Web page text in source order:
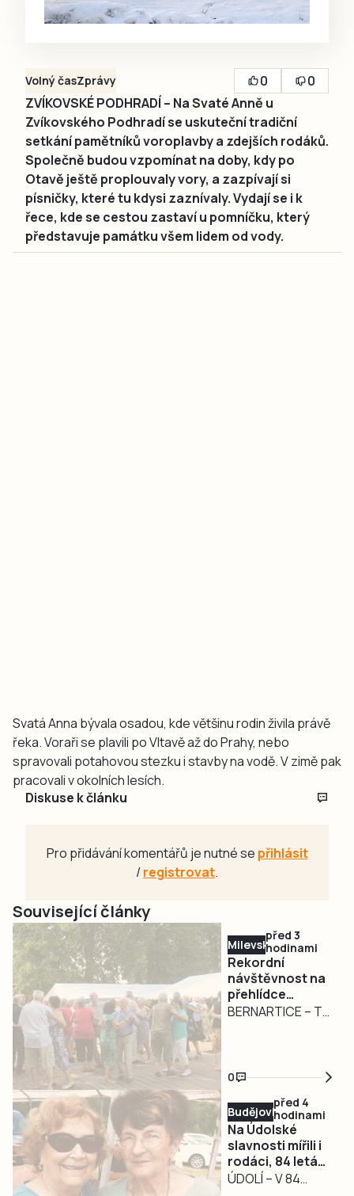
Volný časZprávy 0
0
ZVÍKOVSKÉ PODHRADÍ – Na Svaté Anně u
Zvíkovského Podhradí se uskuteční tradiční
setkání pamětníků voroplavby a zdejších rodáků.
Společně budou vzpomínat na doby, kdy po
Otavě ještě proplouvaly vory, a zazpívají si
písničky, které tu kdysi zaznívaly. Vydají se i k
řece, kde se cestou zastaví u pomníčku, který
představuje památku všem lidem od vody.
Svatá Anna bývala osadou, kde většinu rodin živila právě
řeka. Voraři se plavili po Vltavě až do Prahy, nebo
spravovali potahovou stezku i stavby na vodě. V zimě pak
pracovali v okolních lesích.
Diskuse k článku
Pro přidávání komentářů je nutné se přihlásit
/registrovat.
Související články
Milevsko
před 3
hodinami
Rekordní
návštěvnost na
přehlídce
dechovek v
naštvaní.
Dechovka
BERNARTICE – To
přehlídky
dechových hudeb
nečekali. V sobotu
8. srpna navštívilo
jejich akci přes
250 návštěvníků.
Tolik jich ještě
0
Budějovicko
před 4
hodinami
Na Údolské
slavnosti mířili i
rodáci, 84 letá
Jana Hlaváčová
ÚDOLÍ – V 84